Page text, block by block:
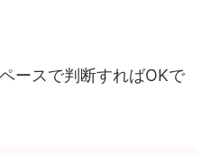
ースで判断すればOKで